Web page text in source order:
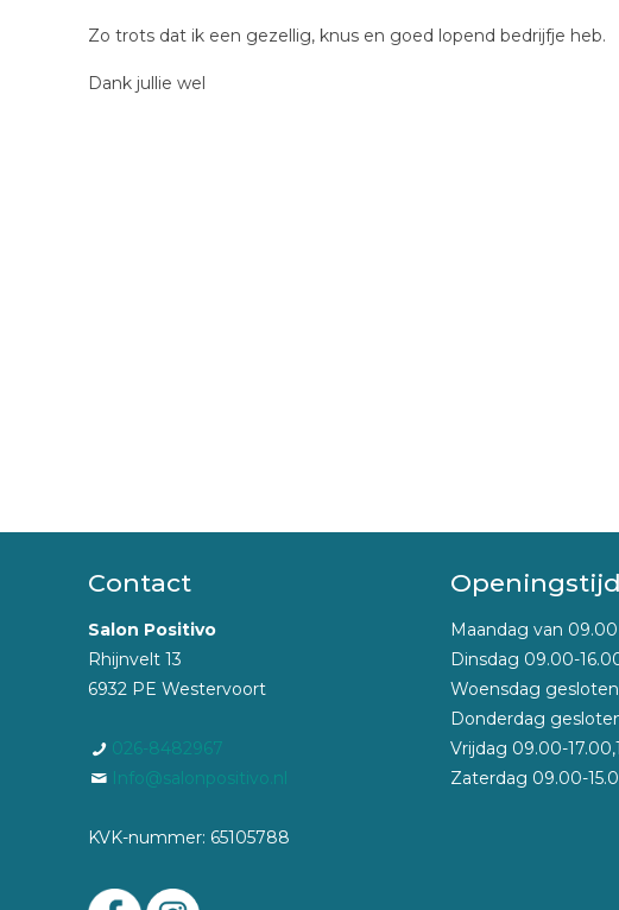
Zo trots dat ik een gezellig, knus en goed lopend bedrijfje heb.
Dank jullie wel
Contact
Salon Positivo
Rhijnvelt 13
6932 PE Westervoort
026-8482967
Info@salonpositivo.nl
KVK-nummer: 65105788
Maandag van 09.00
Dinsdag 09.00-
Woensdag gesloten
Donderdag
Vrijdag 09.00-
Zaterdag 09.00-